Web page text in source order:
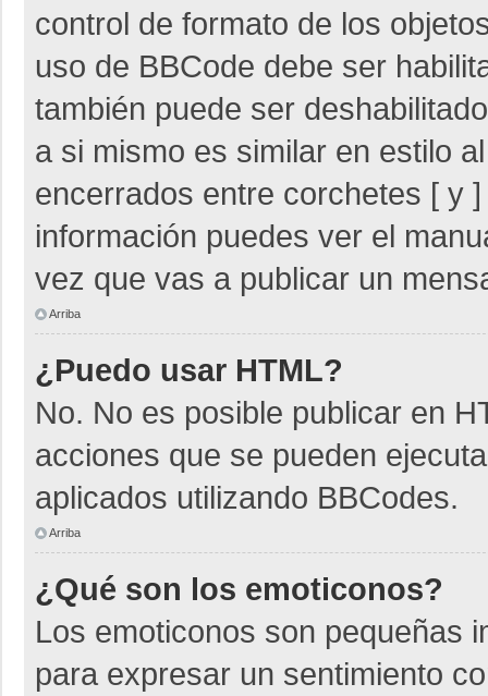
control de formato de los
uso de BBCode debe ser
también puede ser
a si mismo es similar en estilo
encerrados entre corchetes [ y
información puedes ver el
vez que vas a publicar un
Arriba
¿Puedo usar HTML?
No. No es posible publicar en
acciones que se pueden
aplicados utilizando BBCodes.
Arriba
¿Qué son los emoticonos?
Los emoticonos son pequeñas
para expresar un sentimiento